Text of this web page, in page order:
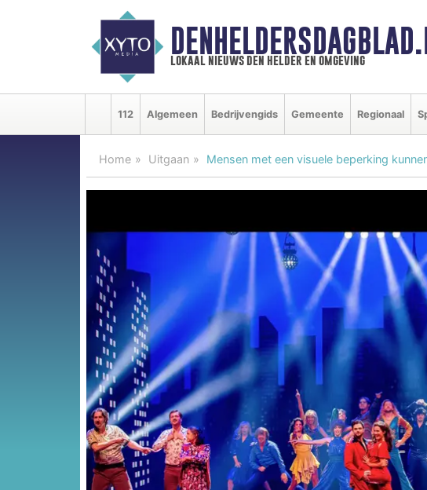
lokaal nieuws den helder en omgeving
112 Algemeen Bedrijvengids Gemeente Regionaal
Home Uitgaan Mensen met een visuele beperking